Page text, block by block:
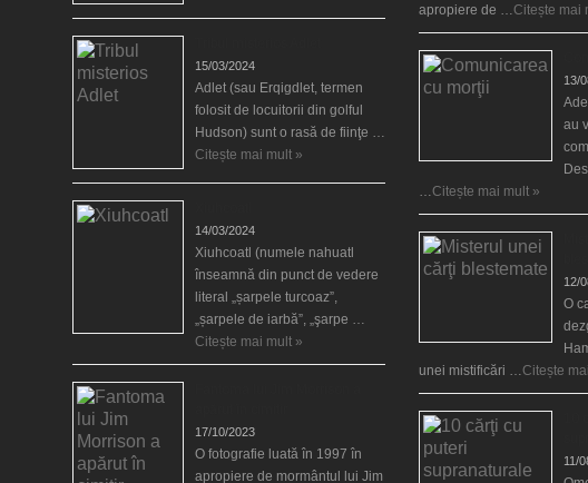
15/03/2024
Adlet (sau Erqigdlet, termen
folosit de locuitorii din golful
Hudson) sunt o rasă de fiinţe …
Citește mai mult »
14/03/2024
Xiuhcoatl (numele nahuatl
înseamnă din punct de vedere
literal „șarpele turcoaz”,
„șarpele de iarbă”, „şarpe …
Citește mai mult »
17/10/2023
O fotografie luată în 1997 în
apropiere de mormântul lui Jim
apropiere de …Citește mai
13/
au
…Citește mai mult »
12/
O
unei mistificări …Citește
11/